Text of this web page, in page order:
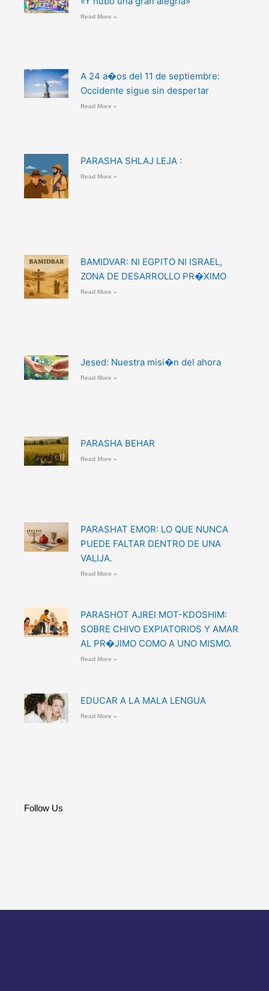
Read More »
A 24 a�os del 11 de septiembre:
Occidente sigue sin despertar
Read More »
PARASHA SHLAJ LEJA :
Read More »
BAMIDVAR: NI EGPITO NI ISRAEL,
ZONA DE DESARROLLO PR�XIMO
Read More »
Jesed: Nuestra misi�n del ahora
Read More »
PARASHA BEHAR
Read More »
PARASHAT EMOR: LO QUE NUNCA
PUEDE FALTAR DENTRO DE UNA
VALIJA.
Read More »
PARASHOT AJREI MOT-KDOSHIM:
SOBRE CHIVO EXPIATORIOS Y AMAR
AL PR�JIMO COMO A UNO MISMO.
Read More »
EDUCAR A LA MALA LENGUA
Read More »
Follow Us